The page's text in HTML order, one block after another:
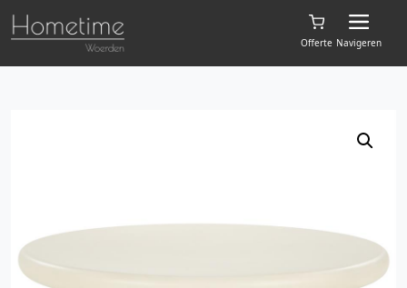
Offerte Navigeren